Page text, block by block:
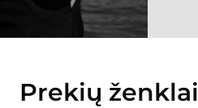
Prekių ženklai